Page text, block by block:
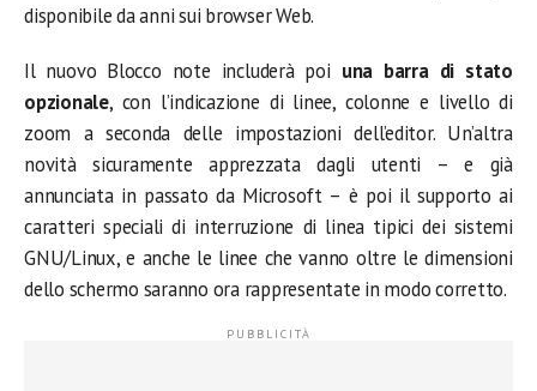
disponibile da anni sui browser Web.
Il nuovo Blocco note includerà poi una barra di stato
opzionale, con l’indicazione di linee, colonne e livello di
zoom a seconda delle impostazioni dell’editor. Un’altra
novità sicuramente apprezzata dagli utenti – e già
annunciata in passato da Microsoft – è poi il supporto ai
caratteri speciali di interruzione di linea tipici dei sistemi
GNU/Linux, e anche le linee che vanno oltre le dimensioni
dello schermo saranno ora rappresentate in modo corretto.